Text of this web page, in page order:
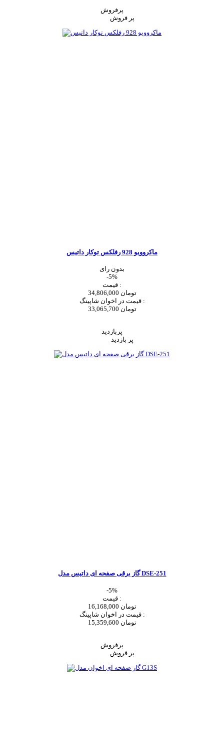
پرفروش
ماکروویو 928 رفلکس توکار داتیس
بدون رای
-5%
قیمت :
34,806,000 تومان
قیمت در اخوان شاپینگ :
33,065,700 تومان
پربازدید
پر بازدید
گاز برقی صفحه ای داتیس مدل DSE-251
-5%
قیمت :
16,168,000 تومان
قیمت در اخوان شاپینگ :
15,359,600 تومان
پرفروش